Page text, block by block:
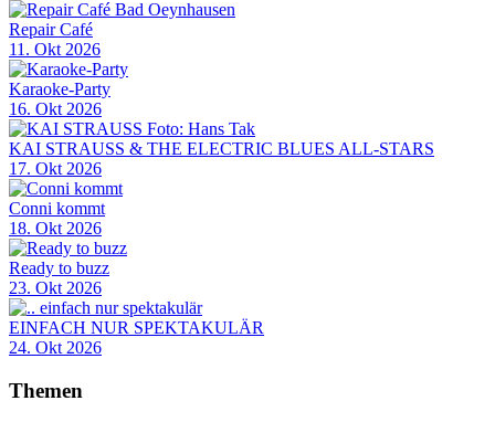
Repair Café
11. Okt 2026
Karaoke-Party
16. Okt 2026
KAI STRAUSS & THE ELECTRIC BLUES ALL-STARS
17. Okt 2026
Conni kommt
18. Okt 2026
Ready to buzz
23. Okt 2026
EINFACH NUR SPEKTAKULÄR
24. Okt 2026
Themen